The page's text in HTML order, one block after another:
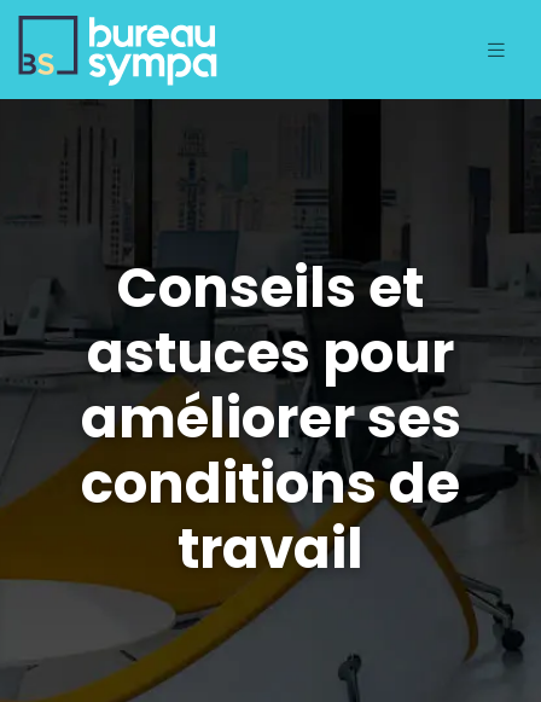
Conseils et
astuces pour
améliorer ses
conditions de
travail